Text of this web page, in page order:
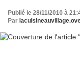
Publié le 28/11/2010 à
Par